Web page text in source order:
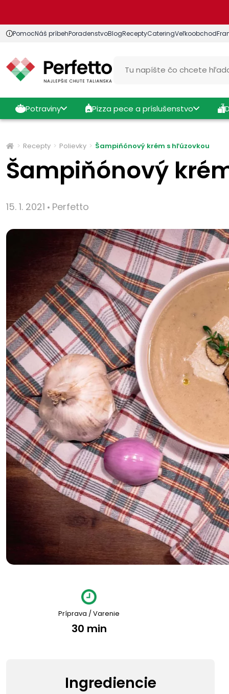
PomocNáš príbehPoradenstvoBlogReceptyCateringVeľkoobchod
Potraviny Pizza pece a príslušenstvo
Recepty Polievky Šampiňónový krém s hľúzovkou
Šampiňónový
15. 1. 2021 • Perfetto
Príprava / Varenie
30 min
Ingrediencie